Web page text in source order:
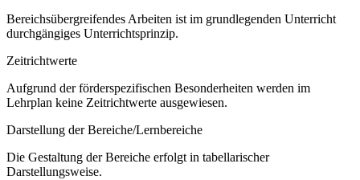
Bereichsübergreifendes Arbeiten ist im grundlegenden Unterricht
durchgängiges Unterrichtsprinzip.
Zeitrichtwerte
Aufgrund der förderspezifischen Besonderheiten werden im
Lehrplan keine Zeitrichtwerte ausgewiesen.
Darstellung der Bereiche/Lernbereiche
Die Gestaltung der Bereiche erfolgt in tabellarischer
Darstellungsweise.